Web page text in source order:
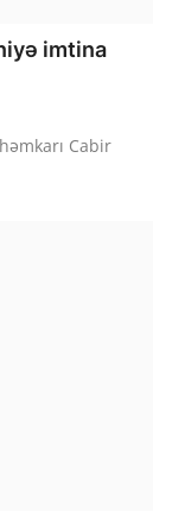
imtina
Cabir